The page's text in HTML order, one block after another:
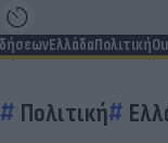
ΕλλάδαΠολιτική
Πολιτική